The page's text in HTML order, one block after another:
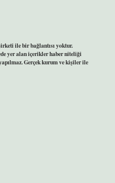
ile bir bağlantısı yoktur.
yer alan içerikler haber niteliği
Gerçek kurum ve kişiler ile